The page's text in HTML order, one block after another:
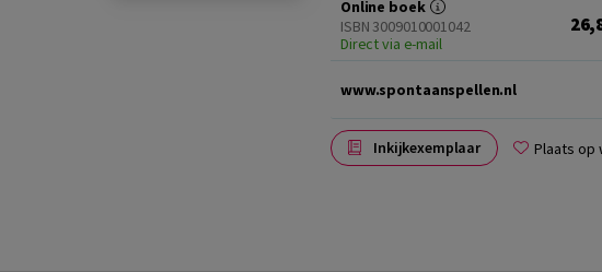
Online boek
ISBN 3009010001042
Direct via e-mail
www.spontaanspellen.nl
Inkijkexemplaar Plaats op